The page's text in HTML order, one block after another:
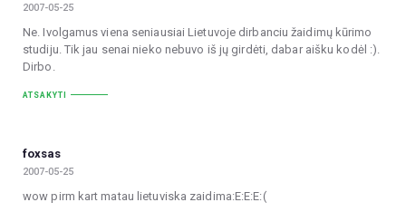
2007-05-25
Ne. Ivolgamus viena seniausiai Lietuvoje dirbanciu žaidimų kūrimo
studiju. Tik jau senai nieko nebuvo iš jų girdėti, dabar aišku kodėl :).
Dirbo.
ATSAKYTI
foxsas
2007-05-25
wow pirm kart matau lietuviska zaidima:E:E:E:(